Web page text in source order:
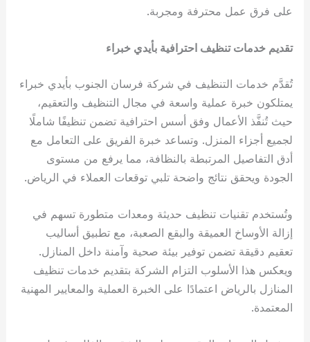
على فرق عمل محترفة ومجربة.
تقديم خدمات تنظيف احترافية بأيدي خبراء
تُقدَّم خدمات التنظيف في شركة فرسان الجنوب بأيدي خبراء
يمتلكون خبرة عملية واسعة في مجال التنظيف والتعقيم،
حيث تُنفَّذ الأعمال وفق أسس احترافية تضمن تنظيفًا شاملًا
لجميع أجزاء المنزل. وتساعد خبرة الفريق على التعامل مع
أدق التفاصيل المرتبطة بالنظافة، مما يرفع من مستوى
الجودة ويحقق نتائج واضحة تلبي توقعات العملاء في الرياض.
وتُستخدم تقنيات تنظيف حديثة ومعدات متطورة تسهم في
إزالة الأوساخ العميقة والبقع الصعبة، مع تطبيق أساليب
تعقيم دقيقة تضمن توفير بيئة صحية وآمنة داخل المنازل.
ويعكس هذا الأسلوب التزام الشركة بتقديم خدمات تنظيف
المنازل بالرياض اعتمادًا على الخبرة العملية والمعايير المهنية
المعتمدة.